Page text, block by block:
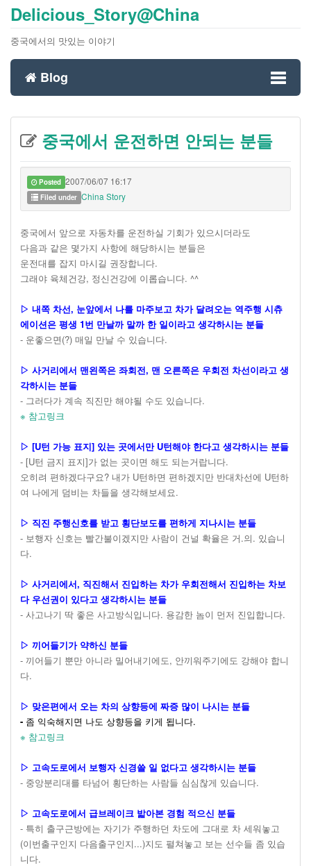
Delicious_Story@China
중국에서의 맛있는 이야기
Toggle
Blog
중국에서 운전하면 안되는 분들
Posted 2007/06/07 16:17
Filed under China Story
중국에서 앞으로 자동차를 운전하실 기회가 있으시더라도
다음과 같은 몇가지 사항에 해당하시는 분들은
운전대를 잡지 마시길 권장합니다.
그래야 육체건강, 정신건강에 이롭습니다. ^^
▷ 내쪽 차선, 눈앞에서 나를 마주보고 차가 달려오는 역주행 시츄
에이션은 평생 1번 만날까 말까 한 일이라고 생각하시는 분들
- 운좋으면(?) 매일 만날 수 있습니다.
▷ 사거리에서 맨왼쪽은 좌회전, 맨 오른쪽은 우회전 차선이라고 생
각하시는 분들
- 그러다가 계속 직진만 해야될 수도 있습니다.
※ 참고링크
▷ [U턴 가능 표지] 있는 곳에서만 U턴해야 한다고 생각하시는 분들
- [U턴 금지 표지]가 없는 곳이면 해도 되는거랍니다.
오히려 편하겠다구요? 내가 U턴하면 편하겠지만 반대차선에 U턴하
여 나에게 덤비는 차들을 생각해보세요.
▷ 직진 주행신호를 받고 횡단보도를 편하게 지나시는 분들
- 보행자 신호는 빨간불이겠지만 사람이 건널 확율은 거.의. 있습니
다.
▷ 사거리에서, 직진해서 진입하는 차가 우회전해서 진입하는 차보
다 우선권이 있다고 생각하시는 분들
- 사고나기 딱 좋은 사고방식입니다. 용감한 놈이 먼저 진입합니다.
▷ 끼어들기가 약하신 분들
- 끼어들기 뿐만 아니라 밀어내기에도, 안끼워주기에도 강해야 합니
다.
▷ 맞은편에서 오는 차의 상향등에 짜증 많이 나시는 분들
- 좀 익숙해지면 나도 상향등을 키게 됩니다.
※ 참고링크
▷ 고속도로에서 보행자 신경쓸 일 없다고 생각하시는 분들
- 중앙분리대를 타넘어 횡단하는 사람들 심심찮게 있습니다.
▷ 고속도로에서 급브레이크 밟아본 경험 적으신 분들
- 특히 출구근방에는 자기가 주행하던 차도에 그대로 차 세워놓고
(이번출구인지 다음출구인지...)지도 펼쳐놓고 보는 선수들 좀 있습
니다.